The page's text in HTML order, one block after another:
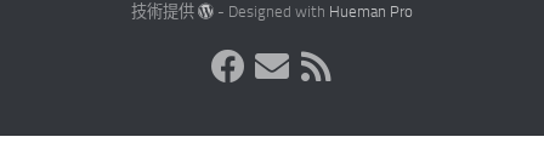
技術提供 - Designed with Hueman Pro